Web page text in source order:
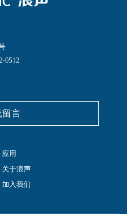
0512
留言
应用
关于浪声
加入我们